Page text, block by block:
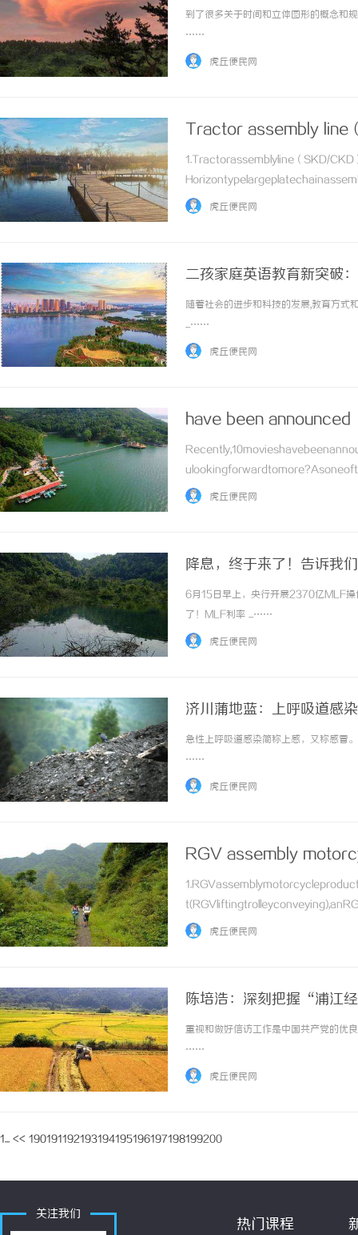
到了很多关于时间和立体图形的概念和
……
虎丘便民网
Tractor assembly line
1.Tractorassemblyline（SKD/CKD
虎丘便民网
二孩家庭英语教育新突破
随着社会的进步和科技的发展,教育方
...……
虎丘便民网
have been announced
虎丘便民网
降息，终于来了！告诉我
6月15日早上，央行开展2370亿MLF
了！MLF利率 ...……
虎丘便民网
济川蒲地蓝：上呼吸道感
急性上呼吸道感染简称上感，又称感冒
……
虎丘便民网
RGV assembly
...……
虎丘便民网
陈培浩：深刻把握“浦江
重视和做好信访工作是中国共产党的优
……
虎丘便民网
1... << 190191192193194195196197198199200
关注我们
热门课程